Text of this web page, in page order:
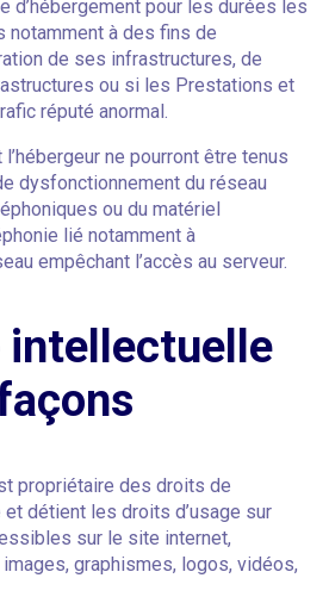
d’hébergement pour les durées les
à des fins de
de ses infrastructures, de
ou si les Prestations et
réputé anormal.
ne pourront être tenus
dysfonctionnement du réseau
ou du matériel
lié notamment à
empêchant l’accès au serveur.
intellectuelle
propriétaire des droits de
détient les droits d’usage sur
sur le site internet,
graphismes, logos, vidéos,